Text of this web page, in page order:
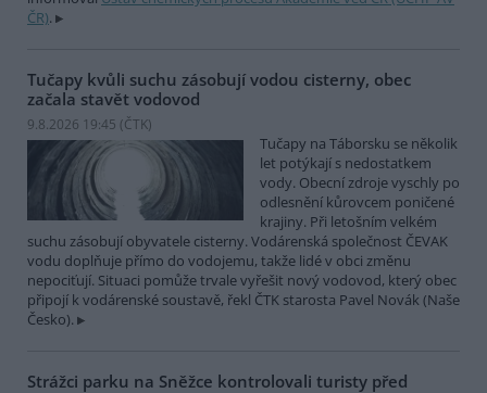
ČR).
Tučapy kvůli suchu zásobují vodou cisterny, obec
začala stavět vodovod
9.8.2026 19:45 (ČTK)
Tučapy na Táborsku se několik
let potýkají s nedostatkem
vody. Obecní zdroje vyschly po
odlesnění kůrovcem poničené
krajiny. Při letošním velkém
suchu zásobují obyvatele cisterny. Vodárenská společnost ČEVAK
vodu doplňuje přímo do vodojemu, takže lidé v obci změnu
nepociťují. Situaci pomůže trvale vyřešit nový vodovod, který obec
připojí k vodárenské soustavě, řekl ČTK starosta Pavel Novák (Naše
Česko).
Strážci parku na Sněžce kontrolovali turisty před